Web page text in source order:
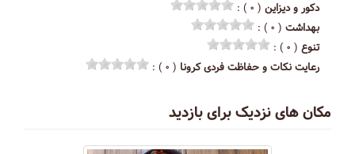
دکور و دیزاین ( ۰ ) :
بهداشت ( ۰ ) :
تنوع ( ۰ ) :
رعایت نکات و حفاظت فردی کرونا ( ۰ ) :
مکان های نزدیک برای بازدید